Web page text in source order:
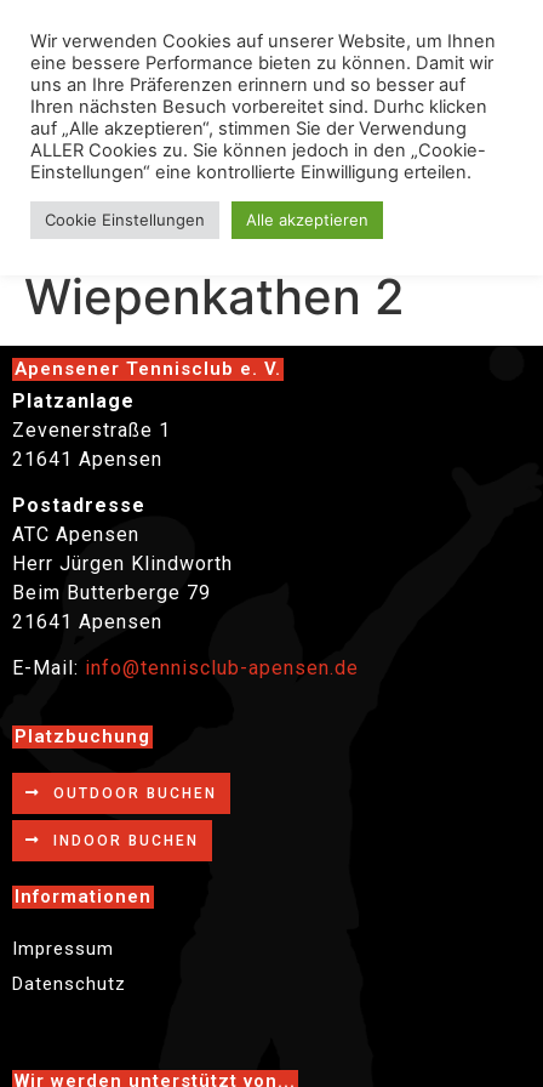
Junioren A gegen TC
Wiepenkathen 2
Apensener Tennisclub e. V.
Platzanlage
Zevenerstraße 1
21641 Apensen
Postadresse
ATC Apensen
Herr Jürgen Klindworth
Beim Butterberge 79
21641 Apensen
E-Mail: info@tennisclub-apensen.de
Platzbuchung
OUTDOOR BUCHEN
INDOOR BUCHEN
Informationen
Impressum
Datenschutz
Wir werden unterstützt von...
Wir verwenden Cookies auf unserer Website, um Ihnen
eine bessere Performance bieten zu können. Damit wir
uns an Ihre Präferenzen erinnern und so besser auf
Ihren nächsten Besuch vorbereitet sind. Durhc klicken
auf „Alle akzeptieren“, stimmen Sie der Verwendung
ALLER Cookies zu. Sie können jedoch in den „Cookie-
Einstellungen“ eine kontrollierte Einwilligung erteilen.
Cookie Einstellungen Alle akzeptieren